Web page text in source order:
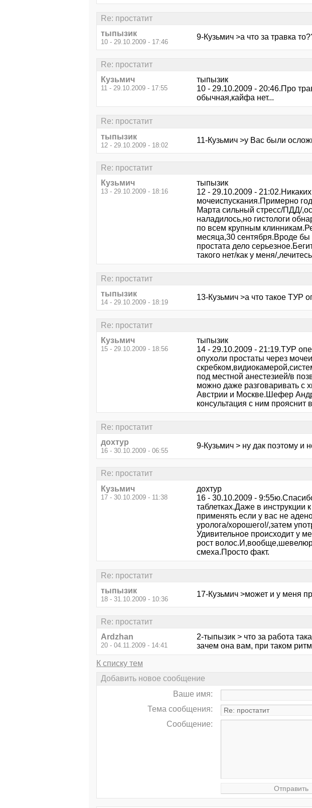
Re: простатит
тыпызик
10 - 29.10.2009 - 17:46
9-Кузьмич >а что за травка
Re: простатит
Кузьмич
11 - 29.10.2009 - 17:55
тыпызик
10 - 29.10.2009 - 20:46.Про
обычная,кайфа нет...
Re: простатит
тыпызик
12 - 29.10.2009 - 18:02
11-Кузьмич >у Вас были
Re: простатит
Кузьмич
13 - 29.10.2009 - 18:16
тыпызик
12 - 29.10.2009 -
мочеиспускания.Примерно
Марта сильный стресс/ПДД/
наладилось,но гистологи
по всем крупным
месяца,30 сентября.Вроде бы
простата дело
такого нет/как у меня/
Re: простатит
тыпызик
14 - 29.10.2009 - 18:19
13-Кузьмич >а что такое ТУР
Re: простатит
Кузьмич
15 - 29.10.2009 - 18:56
тыпызик
14 - 29.10.2009 - 21:19.ТУР
опухоли простаты через
под местной анестезией/в
можно даже разговаривать с
Австрии и Москве.Шефер
консультация с ним прояснит
Re: простатит
дохтур
16 - 30.10.2009 - 06:55
9-Кузьмич > ну дак поэтому и
Re: простатит
Кузьмич
17 - 30.10.2009 - 11:38
дохтур
16 - 30.10.2009 -
таблетках.Даже в
применять если у вас не
уролога/хорошего!/,затем
Удивительное происходит у
рост
смеха.Просто факт.
Re: простатит
тыпызик
18 - 31.10.2009 - 10:36
17-Кузьмич >может и у меня
Re: простатит
Ardzhan
20 - 04.11.2009 - 14:41
2-тыпызик > что за работа
зачем она вам, при таком
К списку тем
Добавить новое сообщение
Ваше имя:
Тема сообщения:
Сообщение: